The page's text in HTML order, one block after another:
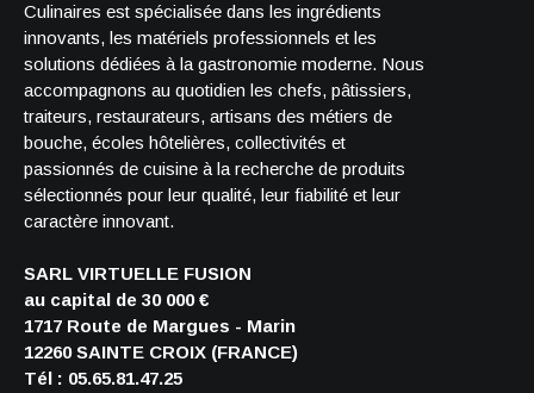
Culinaires est spécialisée dans les ingrédients
innovants, les matériels professionnels et les
solutions dédiées à la gastronomie moderne. Nous
accompagnons au quotidien les chefs, pâtissiers,
traiteurs, restaurateurs, artisans des métiers de
bouche, écoles hôtelières, collectivités et
passionnés de cuisine à la recherche de produits
sélectionnés pour leur qualité, leur fiabilité et leur
caractère innovant.
SARL VIRTUELLE FUSION
au capital de 30 000 €
1717 Route de Margues - Marin
12260 SAINTE CROIX (FRANCE)
Tél : 05.65.81.47.25